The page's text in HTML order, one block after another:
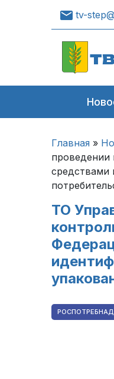
tv-
Главная »
проведении
средствами
ТО